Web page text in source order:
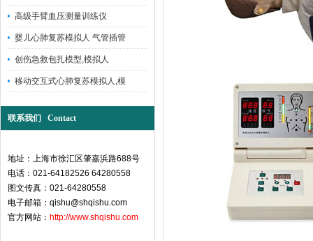
高级手臂血压测量训练仪
婴儿心肺复苏模拟人 气管插管
创伤急救包扎模型,模拟人
移动交互式心肺复苏模拟人,模
联系我们 Contact
地址：上海市徐汇区肇嘉浜路688号
电话：021-64182526 64280558
图文传真：021-64280558
电子邮箱：qishu@shqishu.com
官方网站： http://www.shqishu.com